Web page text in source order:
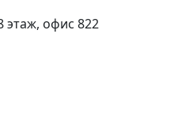
этаж, офис 822